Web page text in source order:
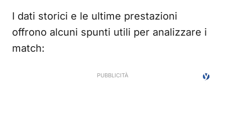
I dati storici e le ultime prestazioni
offrono alcuni spunti utili per analizzare i
match: